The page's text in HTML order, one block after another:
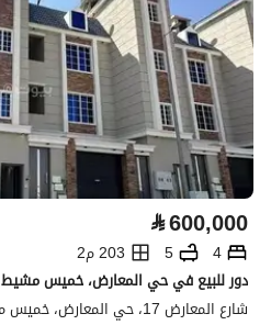
⃁600,000
4
5
203 م2
دور للبيع في حي المعارض، خميس مشيط
شارع المعارض 17، حي المعارض، خميس مشيط